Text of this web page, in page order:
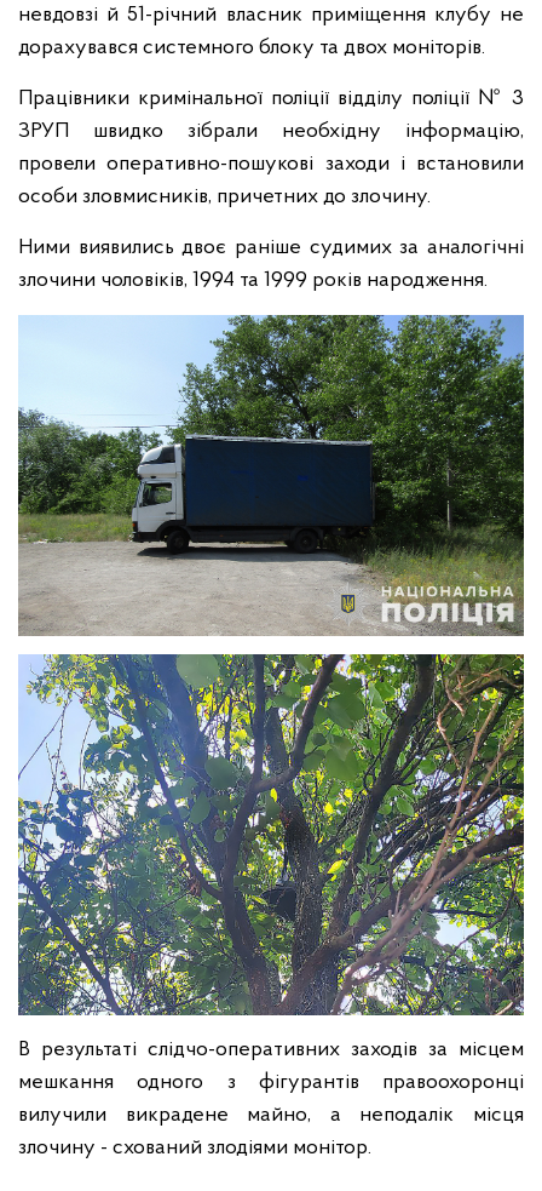
невдовзі й 51-річний власник приміщення клубу не
дорахувався системного блоку та двох моніторів.
Працівники кримінальної поліції відділу поліції № 3
ЗРУП швидко зібрали необхідну інформацію,
провели оперативно-пошукові заходи і встановили
особи зловмисників, причетних до злочину.
Ними виявились двоє раніше судимих за аналогічні
злочини чоловіків, 1994 та 1999 років народження.
В результаті слідчо-оперативних заходів за місцем
мешкання одного з фігурантів правоохоронці
вилучили викрадене майно, а неподалік місця
злочину - схований злодіями монітор.